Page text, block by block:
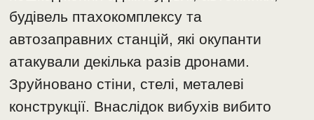
будівель птахокомплексу та
автозаправних станцій, які окупанти
атакували декілька разів дронами.
Зруйновано стіни, стелі, металеві
конструкції. Внаслідок вибухів вибито